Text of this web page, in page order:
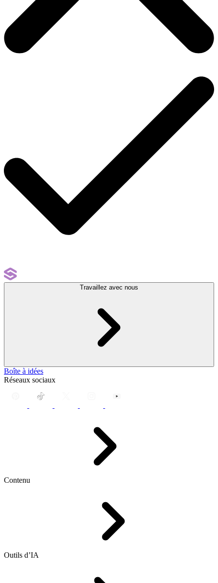
Travaillez avec nous
Boîte à idées
Réseaux sociaux
Contenu
Outils d’IA